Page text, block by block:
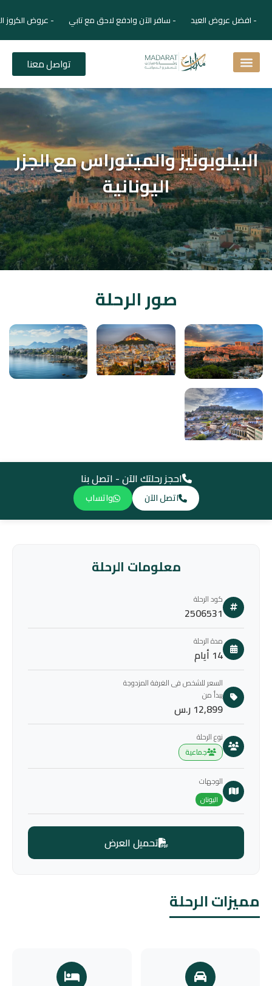
- افضل عروض العيد - سافر الآن وادفع لاحق مع تابي - عروض الكروز
تواصل معنا
البيلوبونيز والميتوراس مع الجزر
اليونانية
صور الرحلة
احجز رحلتك الآن - اتصل بنا
اتصل الآن واتساب
مميزات الرحلة
معلومات الرحلة
كود الرحلة
2506531
مدة الرحلة
14 أيام
السعر للشخص فى الغرفة المزدوجة
يبدأ من
12,899 ر.س
نوع الرحلة
جماعية
الوجهات
اليونان
تحميل العرض